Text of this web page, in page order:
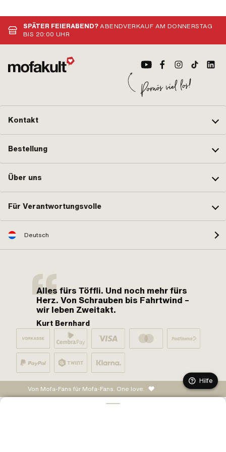
A2099 · Sachs OEM-Nr.: 0265 100
Gewindegrösse: M8 · Gesamtlänge:
285 mm
SPÄTER FEIERABEND?ABENDVERKAUF AM DONNERSTAG
BIS 20:00 UHR
Kontakt
Bestellung
Über uns
Für Verantwortungsvolle
Deutsch
Alles fürs Töffli. Und noch mehr fürs
Herz. Von Schrauben bis Fahrtwind –
wir leben Zweitakt.
Kurt Bernhard
Von Mofa-Fans für Mofa-Fans. One love.
Hilfe